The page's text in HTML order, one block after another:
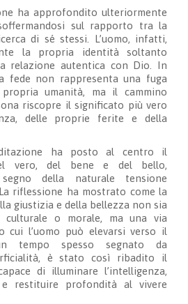
ha approfondito ulteriormente
sul rapporto tra la
di sé stessi. L’uomo, infatti,
la propria identità soltanto
relazione autentica con Dio. In
fede non rappresenta una fuga
umanità, ma il cammino
riscopre il significato più vero
delle proprie ferite e della
ha posto al centro il
vero, del bene e del bello,
della naturale tensione
riflessione ha mostrato come la
giustizia e della bellezza non sia
culturale o morale, ma una via
cui l’uomo può elevarsi verso il
tempo spesso segnato da
è stato così ribadito il
di illuminare l’intelligenza,
restituire profondità al vivere